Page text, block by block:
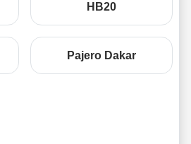
HB20
Pajero Dakar